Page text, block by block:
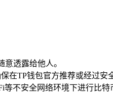
透露给他人。
在TP钱包官方推荐或经过安
不安全网络环境下进行比特